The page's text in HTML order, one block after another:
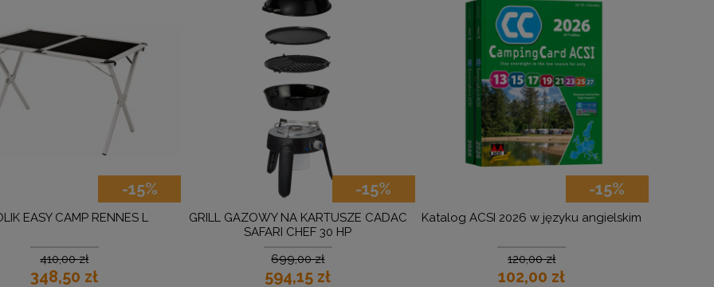
-15%
EASY CAMP RENNES L
410,00 zł
348,50 zł
-15%
GRILL GAZOWY NA KARTUSZE CADAC
SAFARI CHEF 30 HP
699,00 zł
594,15 zł
-15%
Katalog ACSI 2026 w języku angielskim
120,00 zł
102,00 zł